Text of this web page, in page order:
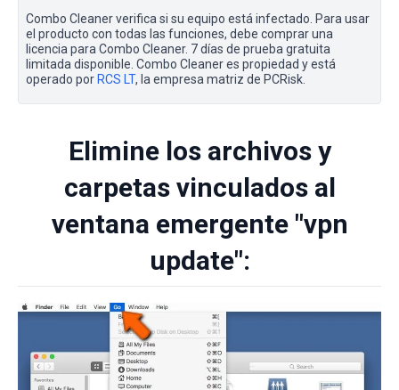
Combo Cleaner verifica si su equipo está infectado. Para usar
el producto con todas las funciones, debe comprar una
licencia para Combo Cleaner. 7 días de prueba gratuita
limitada disponible. Combo Cleaner es propiedad y está
operado por RCS LT, la empresa matriz de PCRisk.
Elimine los archivos y
carpetas vinculados al
ventana emergente "vpn
update":